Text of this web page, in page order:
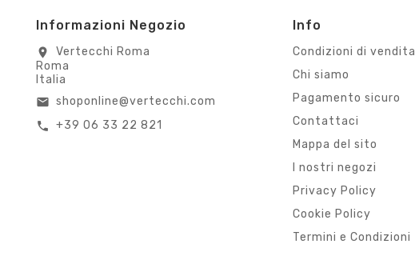
Informazioni Negozio
location_on
Vertecchi Roma
Roma
Italia
email shoponline@vertecchi.com
call +39 06 33 22 821
Info
Condizioni di vendita
Chi siamo
Pagamento sicuro
Contattaci
Mappa del sito
I nostri negozi
Privacy Policy
Cookie Policy
Termini e Condizioni